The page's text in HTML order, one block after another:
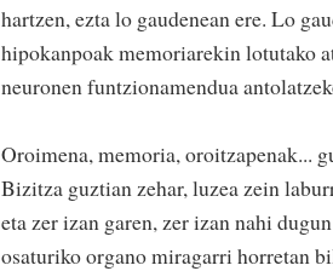
hartzen, ezta lo gaudenean ere. Lo
hipokanpoak memoriarekin lotutako
neuronen funtzionamendua
Oroimena, memoria, oroitzapenak...
Bizitza guztian zehar, luzea zein
eta zer izan garen, zer izan nahi
osaturiko organo miragarri horretan